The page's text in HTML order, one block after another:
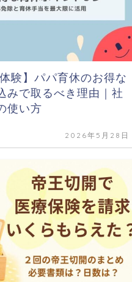
験】パパ育休のお得な
みで取るべき理由｜社
使い方
2026年5月28日